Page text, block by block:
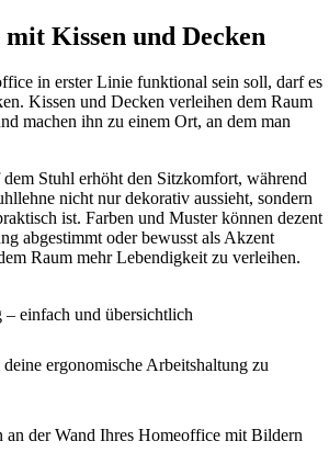
Kissen und Decken
in erster Linie funktional sein soll, darf es
Kissen und Decken verleihen dem Raum
machen ihn zu einem Ort, an dem man
Stuhl erhöht den Sitzkomfort, während
nicht nur dekorativ aussieht, sondern
ist. Farben und Muster können dezent
abgestimmt oder bewusst als Akzent
Raum mehr Lebendigkeit zu verleihen.
– einfach und übersichtlich
ergonomische Arbeitshaltung zu
an der Wand Ihres Homeoffice mit Bildern